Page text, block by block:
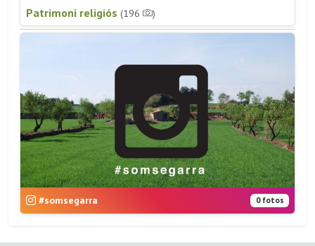
Patrimoni religiós (196 )
#somsegarra 0 fotos